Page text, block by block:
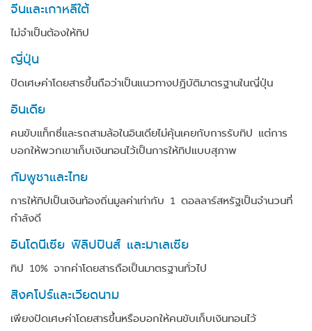
จีนและเกาหลีใต้
ไม่จำเป็นต้องให้ทิป
ญี่ปุ่น
ปัดเศษค่าโดยสารขึ้นถือว่าเป็นแนวทางปฏิบัติมาตรฐานในญี่ปุ่น
อินเดีย
คนขับแท็กซี่และรถสามล้อในอินเดียไม่คุ้นเคยกับการรับทิป แต่การ
บอกให้พวกเขาเก็บเงินทอนไว้เป็นการให้ทิปแบบสุภาพ
กัมพูชาและไทย
การให้ทิปเป็นเงินท้องถิ่นมูลค่าเท่ากับ 1 ดอลลาร์สหรัฐเป็นจำนวนที่
กำลังดี
อินโดนีเซีย ฟิลิปปินส์ และมาเลเซีย
ทิป 10% จากค่าโดยสารถือเป็นมาตรฐานทั่วไป
สิงคโปร์และเวียดนาม
เพียงปัดเศษค่าโดยสารขึ้นหรือบอกให้คนขับเก็บเงินทอนไว้